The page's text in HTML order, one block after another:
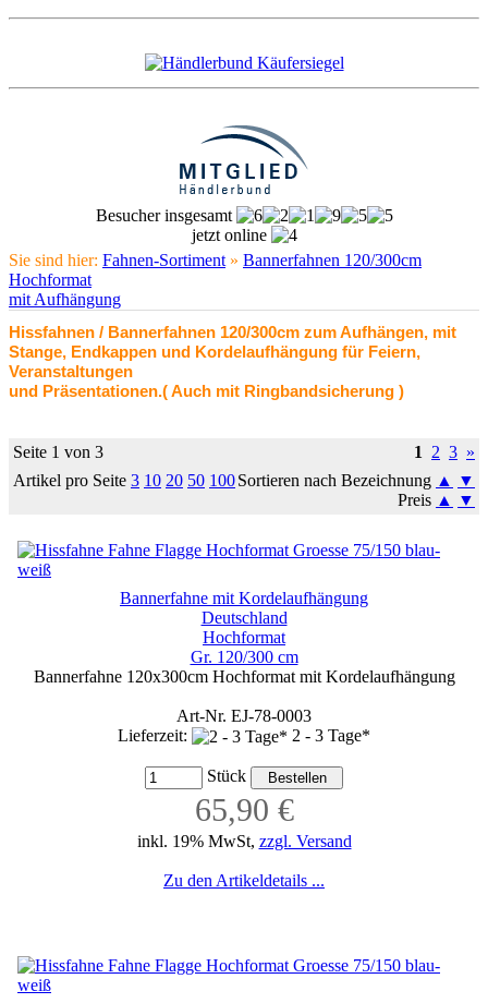
Besucher insgesamt
jetzt online
Sie sind hier: Fahnen-Sortiment » Bannerfahnen 120/300cm
Hochformat
mit Aufhängung
Hissfahnen / Bannerfahnen 120/300cm zum Aufhängen, mit
Stange, Endkappen und Kordelaufhängung für Feiern,
Veranstaltungen
und Präsentationen.( Auch mit Ringbandsicherung )
Seite 1 von 3 1 2 3 »
Artikel pro Seite 3 10 20 50 100Sortieren nach Bezeichnung ▲
▼
Preis ▲ ▼
Bannerfahne mit Kordelaufhängung
Deutschland
Hochformat
Gr. 120/300 cm
Bannerfahne 120x300cm Hochformat mit Kordelaufhängung
Art-Nr. EJ-78-0003
Lieferzeit:
2 - 3 Tage*
Stück
65,90 €
inkl. 19% MwSt, zzgl. Versand
Zu den Artikeldetails ...